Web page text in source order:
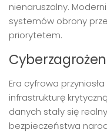
nienaruszalny.
systemów obrony
priorytetem.
Era cyfrowa
infrastrukturę
danych stały się
bezpieczeństwa